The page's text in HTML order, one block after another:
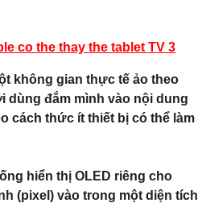
không gian thực tế ảo theo
dùng đắm mình vào nội dung
cách thức ít thiết bị có thể làm
hiển thị OLED riêng cho
(pixel) vào trong một diện tích